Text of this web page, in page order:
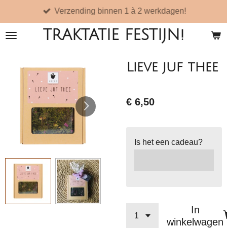
direct
naar
hoofdinhoud
TRAKTATIE FESTIJN!
Verzending binnen 1 à 2 werkdagen!
Lieve juf thee
€ 6,50
Is het een cadeau?
In
winkelwagen